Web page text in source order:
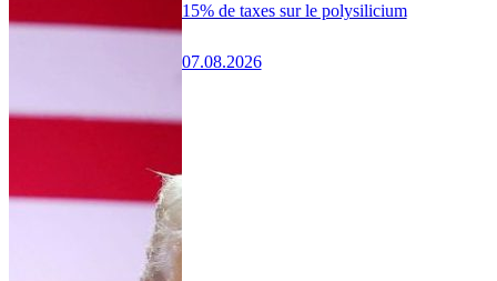
15% de taxes sur le polysilicium
07.08.2026